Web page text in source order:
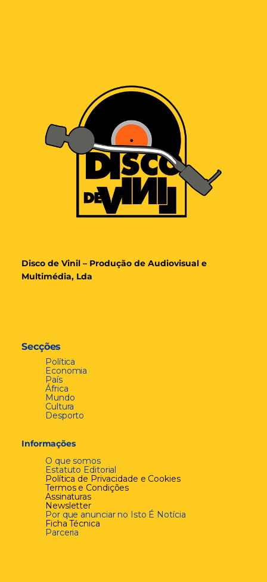
Disco de Vinil – Produção de Audiovisual e
Multimédia, Lda
Secções
Política
Economia
País
África
Mundo
Cultura
Desporto
Informações
O que somos
Estatuto Editorial
Política de Privacidade e Cookies
Termos e Condições
Assinaturas
Newsletter
Por que anunciar no Isto É Notícia
Ficha Técnica
Parceria